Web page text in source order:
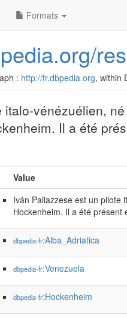
Formats
: http://fr.dbpedia.org, within
vénézuélien,
Il a été
Value
Iván Pallazzese est un pilote
Hockenheim. Il a été
dbpedia-fr:Alba_Adriatica
dbpedia-fr:Venezuela
dbpedia-fr:Hockenheim